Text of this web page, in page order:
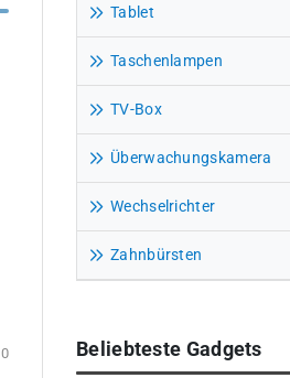
0
Tablet
Taschenlampen
TV-Box
Überwachungskamera
Wechselrichter
Zahnbürsten
Beliebteste Gadgets